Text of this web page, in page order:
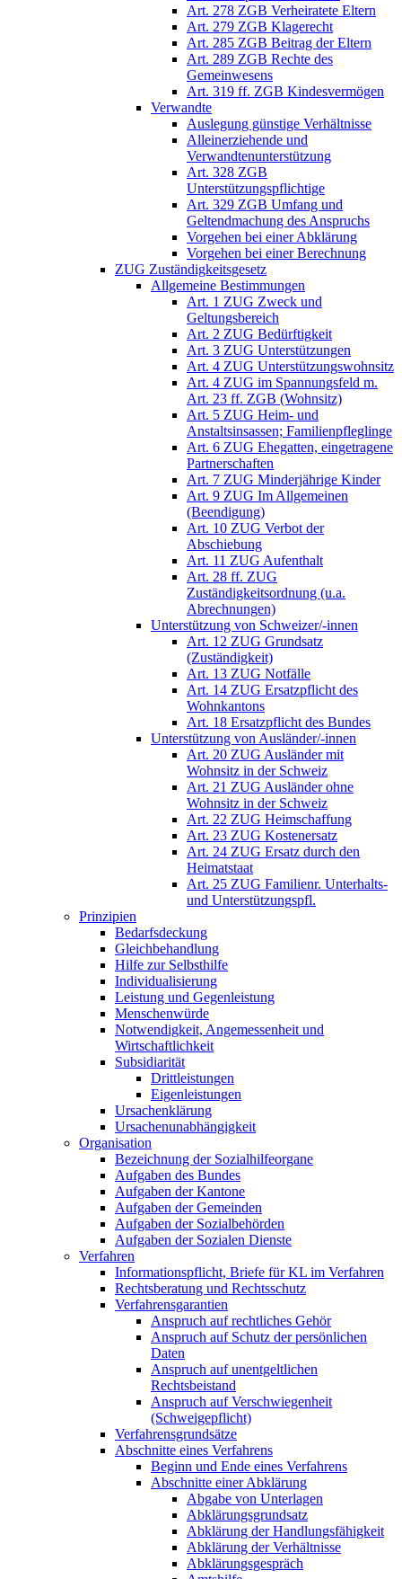
Art. 278 ZGB Verheiratete Eltern
Art. 279 ZGB Klagerecht
Art. 285 ZGB Beitrag der Eltern
Art. 289 ZGB Rechte des
Gemeinwesens
Art. 319 ff. ZGB Kindesvermögen
Verwandte
Auslegung günstige Verhältnisse
Alleinerziehende und
Verwandtenunterstützung
Art. 328 ZGB
Unterstützungspflichtige
Art. 329 ZGB Umfang und
Geltendmachung des Anspruchs
Vorgehen bei einer Abklärung
Vorgehen bei einer Berechnung
ZUG Zuständigkeitsgesetz
Allgemeine Bestimmungen
Art. 1 ZUG Zweck und
Geltungsbereich
Art. 2 ZUG Bedürftigkeit
Art. 3 ZUG Unterstützungen
Art. 4 ZUG Unterstützungswohnsitz
Art. 4 ZUG im Spannungsfeld m.
Art. 23 ff. ZGB (Wohnsitz)
Art. 5 ZUG Heim- und
Anstaltsinsassen; Familienpfleglinge
Art. 6 ZUG Ehegatten, eingetragene
Partnerschaften
Art. 7 ZUG Minderjährige Kinder
Art. 9 ZUG Im Allgemeinen
(Beendigung)
Art. 10 ZUG Verbot der
Abschiebung
Art. 11 ZUG Aufenthalt
Art. 28 ff. ZUG
Zuständigkeitsordnung (u.a.
Abrechnungen)
Unterstützung von Schweizer/-innen
Art. 12 ZUG Grundsatz
(Zuständigkeit)
Art. 13 ZUG Notfälle
Art. 14 ZUG Ersatzpflicht des
Wohnkantons
Art. 18 Ersatzpflicht des Bundes
Unterstützung von Ausländer/-innen
Art. 20 ZUG Ausländer mit
Wohnsitz in der Schweiz
Art. 21 ZUG Ausländer ohne
Wohnsitz in der Schweiz
Art. 22 ZUG Heimschaffung
Art. 23 ZUG Kostenersatz
Art. 24 ZUG Ersatz durch den
Heimatstaat
Art. 25 ZUG Familienr. Unterhalts-
und Unterstützungspfl.
Prinzipien
Bedarfsdeckung
Gleichbehandlung
Hilfe zur Selbsthilfe
Individualisierung
Leistung und Gegenleistung
Menschenwürde
Notwendigkeit, Angemessenheit und
Wirtschaftlichkeit
Subsidiarität
Drittleistungen
Eigenleistungen
Ursachenklärung
Ursachenunabhängigkeit
Organisation
Bezeichnung der Sozialhilfeorgane
Aufgaben des Bundes
Aufgaben der Kantone
Aufgaben der Gemeinden
Aufgaben der Sozialbehörden
Aufgaben der Sozialen Dienste
Verfahren
Informationspflicht, Briefe für KL im Verfahren
Rechtsberatung und Rechtsschutz
Verfahrensgarantien
Anspruch auf rechtliches Gehör
Anspruch auf Schutz der persönlichen
Daten
Anspruch auf unentgeltlichen
Rechtsbeistand
Anspruch auf Verschwiegenheit
(Schweigepflicht)
Verfahrensgrundsätze
Abschnitte eines Verfahrens
Beginn und Ende eines Verfahrens
Abschnitte einer Abklärung
Abgabe von Unterlagen
Abklärungsgrundsatz
Abklärung der Handlungsfähigkeit
Abklärung der Verhältnisse
Abklärungsgespräch